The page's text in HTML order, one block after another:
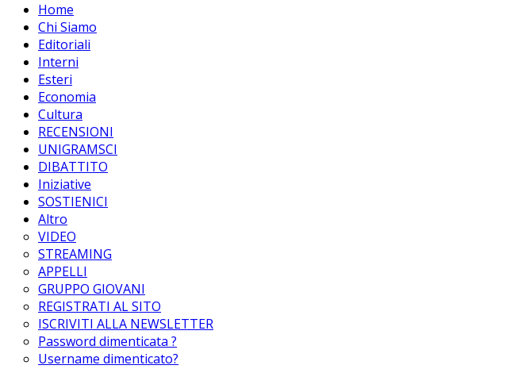
Home
Chi Siamo
Editoriali
Interni
Esteri
Economia
Cultura
RECENSIONI
UNIGRAMSCI
DIBATTITO
Iniziative
SOSTIENICI
Altro
VIDEO
STREAMING
APPELLI
GRUPPO GIOVANI
REGISTRATI AL SITO
ISCRIVITI ALLA NEWSLETTER
Password dimenticata ?
Username dimenticato?